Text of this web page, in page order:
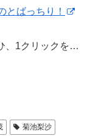
とばっちり！
、1クリックを…
菊池梨沙